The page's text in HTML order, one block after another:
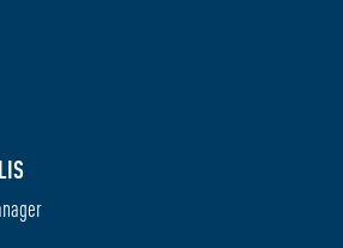
HUURDERS: 06:00 – 23:00 /
MOGELIJK